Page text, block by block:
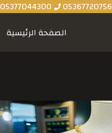
05367720756
05377044300
الصفحة الرئيسية